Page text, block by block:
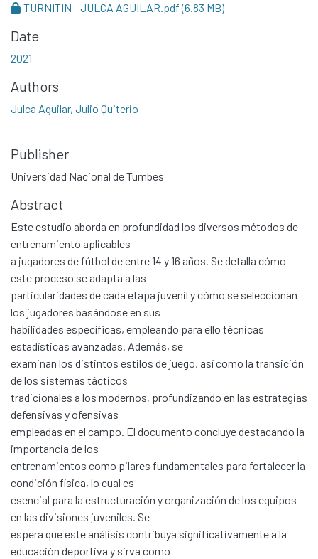
TURNITIN - JULCA AGUILAR.pdf(6.83 MB)
Date
2021
Authors
Julca Aguilar, Julio Quiterio
Publisher
Universidad Nacional de Tumbes
Abstract
Este estudio aborda en profundidad los diversos métodos de
entrenamiento aplicables
a jugadores de fútbol de entre 14 y 16 años. Se detalla cómo
este proceso se adapta a las
particularidades de cada etapa juvenil y cómo se seleccionan
los jugadores basándose en sus
habilidades específicas, empleando para ello técnicas
estadísticas avanzadas. Además, se
examinan los distintos estilos de juego, así como la transición
de los sistemas tácticos
tradicionales a los modernos, profundizando en las estrategias
defensivas y ofensivas
empleadas en el campo. El documento concluye destacando la
importancia de los
entrenamientos como pilares fundamentales para fortalecer la
condición física, lo cual es
esencial para la estructuración y organización de los equipos
en las divisiones juveniles. Se
espera que este análisis contribuya significativamente a la
educación deportiva y sirva como